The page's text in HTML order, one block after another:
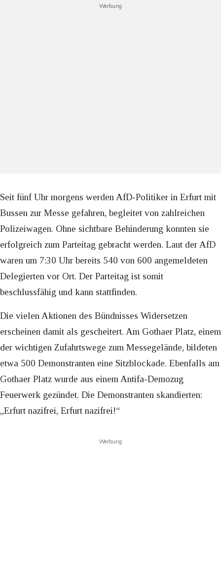
Werbung
Seit fünf Uhr morgens werden AfD-Politiker in Erfurt mit
Bussen zur Messe gefahren, begleitet von zahlreichen
Polizeiwagen. Ohne sichtbare Behinderung konnten sie
erfolgreich zum Parteitag gebracht werden. Laut der AfD
waren um 7:30 Uhr bereits 540 von 600 angemeldeten
Delegierten vor Ort. Der Parteitag ist somit
beschlussfähig und kann stattfinden.
Die vielen Aktionen des Bündnisses Widersetzen
erscheinen damit als gescheitert. Am Gothaer Platz, einem
der wichtigen Zufahrtswege zum Messegelände, bildeten
etwa 500 Demonstranten eine Sitzblockade. Ebenfalls am
Gothaer Platz wurde aus einem Antifa-Demozug
Feuerwerk gezündet. Die Demonstranten skandierten:
„Erfurt nazifrei, Erfurt nazifrei!“
Werbung